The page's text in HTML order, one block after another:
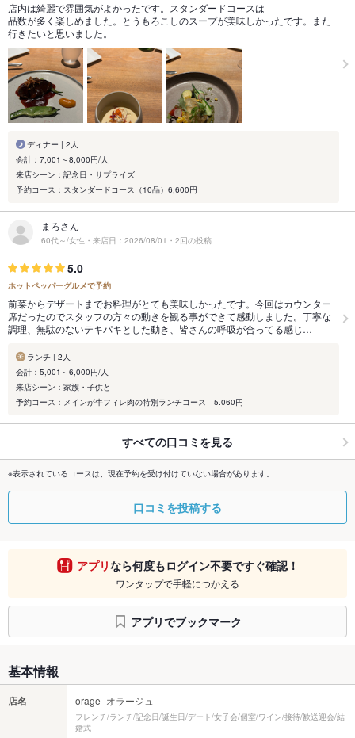
店内は綺麗で雰囲気がよかったです。スタンダードコースは
品数が多く楽しめました。とうもろこしのスープが美味しかったです。また
行きたいと思いました。
ディナー | 2人
会計：7,001～8,000円/人
来店シーン：記念日・サプライズ
予約コース：スタンダードコース（10品）6,600円
まろさん
60代～/女性・来店日：2026/08/01・2回の投稿
5.0
ホットペッパーグルメで予約
前菜からデザートまでお料理がとても美味しかったです。今回はカウンター
席だったのでスタッフの方々の動きを観る事ができて感動しました。丁寧な
調理、無駄のないテキパキとした動き、皆さんの呼吸が合ってる感じ…
ランチ | 2人
会計：5,001～6,000円/人
来店シーン：家族・子供と
予約コース：メインが牛フィレ肉の特別ランチコース 5.060円
すべての口コミを見る
※表示されているコースは、現在予約を受け付けていない場合があります。
口コミを投稿する
アプリなら何度もログイン不要ですぐ確認！
ワンタップで手軽につかえる
アプリでブックマーク
基本情報
店名 orage -オラージュ-
フレンチ/ランチ/記念日/誕生日/デート/女子会/個室/ワイン/接待/歓送迎会/結
婚式